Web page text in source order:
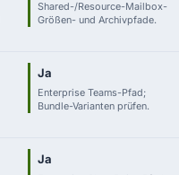
Shared-/Resource-Mailbox-
Größen- und Archivpfade.
Ja
Enterprise Teams-Pfad;
Bundle-Varianten prüfen.
Ja